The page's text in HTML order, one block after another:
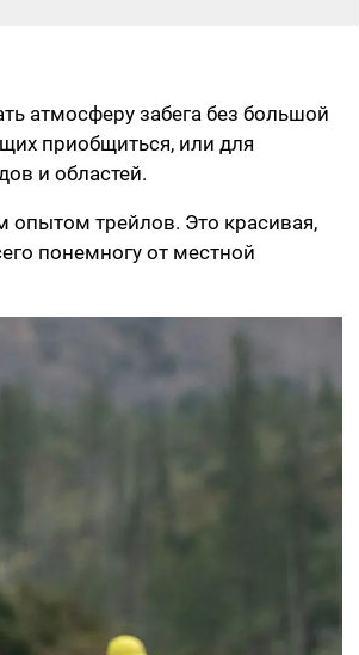
атмосферу забега без большой
приобщиться, или для
и областей.
опытом трейлов. Это красивая,
понемногу от местной